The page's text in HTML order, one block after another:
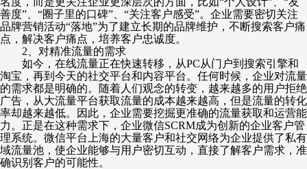
善度” “圈子里的口碑” “关注客户感受”。企业需要密切关注
品牌营销活动“落地”为了建立长期的品牌维护，不断搜索客户痛
点，解决客户痛点，培养客户忠诚度。
2、对精准流量的需求
如今，在线流量正在快速转移，从PC从门户到搜索引擎和
淘宝，再到今天的社交平台和内容平台。任何时候，企业对流量
的需求都是明确的。随着人们观念的转变，越来越多的用户拒绝
广告，从大流量平台获取流量的成本越来越高，但是流量的转化
率却越来越低。因此，企业需要挖掘更准确的流量获取和运营能
力。正是在这种需求下，企业微信SCRM成为创新的企业客户管
理系统。微信平台上海的大量客户和社交网络为企业提供了私有
域流量池，使企业能够与用户密切互动，直接了解客户需求，准
确识别客户的可能性。